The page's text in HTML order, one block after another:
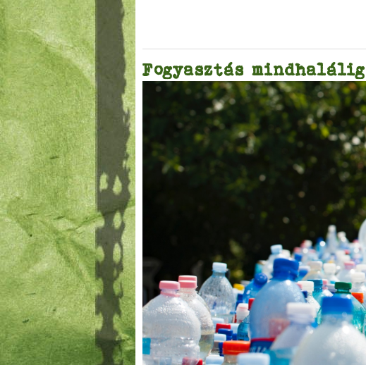
Fogyasztás mindhalálig